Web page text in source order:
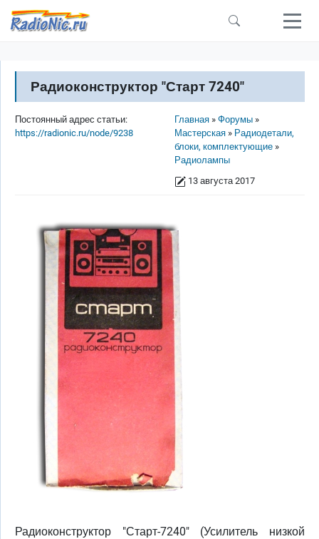
Перейти к основному содержанию
Радиоконструктор "Старт 7240"
Строка навигации
Главная
Форумы
Мастерская
Радиодетали,
блоки, комплектующие
Радиолампы
13 августа 2017
Постоянный адрес статьи:
https://radionic.ru/node/9238
Радиоконструктор "Старт-7240" (Усилитель низкой